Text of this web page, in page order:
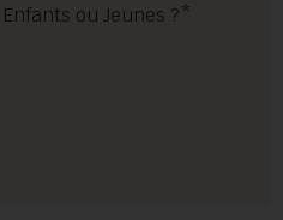
ou Jeunes ?*